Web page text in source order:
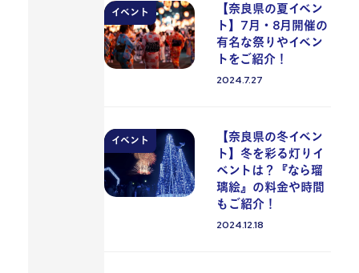
イベント
【奈良県の夏イベン
ト】7月・8月開催の
有名な祭りやイベン
トをご紹介！
投稿日
2024.7.27
イベント
【奈良県の冬イベン
ト】冬を彩る灯りイ
ベントは？『なら瑠
璃絵』の料金や時間
もご紹介！
投稿日
2024.12.18